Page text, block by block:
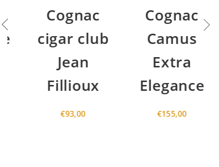
Cognac
cigar club
Jean
Fillioux
93,00
Cognac
Camus
Extra
Elegance
155,00